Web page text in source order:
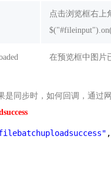
点击浏览框右上
在预览框中图片
是同步时，如何回调，通过
,